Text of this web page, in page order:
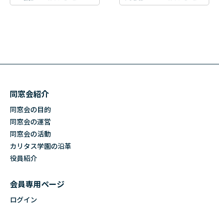
同窓会紹介
同窓会の目的
同窓会の運営
同窓会の活動
カリタス学園の沿革
役員紹介
会員専用ページ
ログイン